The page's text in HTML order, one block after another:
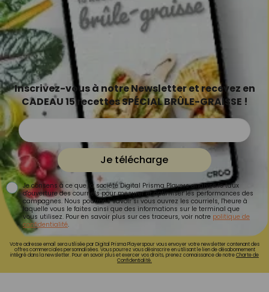
Inscrivez-vous à notre Newsletter et recevez en
CADEAU 15 recettes SPÉCIAL BRÛLE-GRAISSE !
Je télécharge
Je consens à ce que la société Digital Prisma Players analyse le taux
d'ouverture des courriels pour mesurer et optimiser les performances des
campagnes. Nous pourrons savoir si vous ouvrez les courriels, l'heure à
laquelle vous le faites ainsi que des informations sur le terminal que
vous utilisez. Pour en savoir plus sur ces traceurs, voir notre politique de
confidentialité.
Votre adresse email sera utilisée par Digital Prisma Playerspour vous envoyer votre newsletter contenant des
offres commerciales personnalisées. Vous pourrez vous désinscrire en utilisant le lien de désabonnement
intégré dans la newsletter. Pour en savoir plus et exercer vos droits, prenez connaissance de notreCharte de
Confidentialité.